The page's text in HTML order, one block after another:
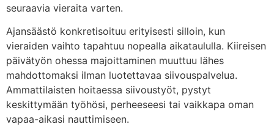
seuraavia vieraita varten.
Ajansäästö konkretisoituu erityisesti silloin, kun
vieraiden vaihto tapahtuu nopealla aikataululla. Kiireisen
päivätyön ohessa majoittaminen muuttuu lähes
mahdottomaksi ilman luotettavaa siivouspalvelua.
Ammattilaisten hoitaessa siivoustyöt, pystyt
keskittymään työhösi, perheeseesi tai vaikkapa oman
vapaa-aikasi nauttimiseen.